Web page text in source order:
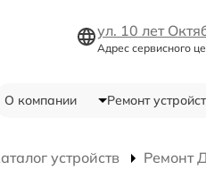
ул. 10 лет
Адрес сервисного
О компании Ремонт
устройств Ремонт